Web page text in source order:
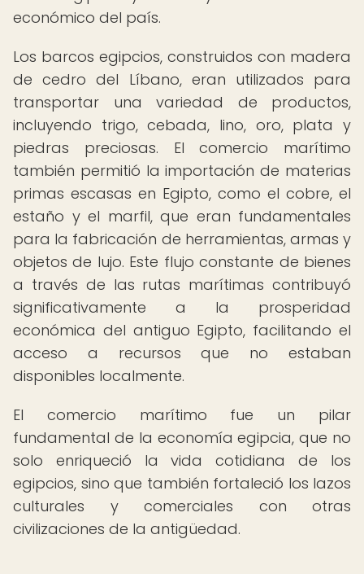
económico del país.
Los barcos egipcios, construidos con madera
de cedro del Líbano, eran utilizados para
transportar una variedad de productos,
incluyendo trigo, cebada, lino, oro, plata y
piedras preciosas. El comercio marítimo
también permitió la importación de materias
primas escasas en Egipto, como el cobre, el
estaño y el marfil, que eran fundamentales
para la fabricación de herramientas, armas y
objetos de lujo. Este flujo constante de bienes
a través de las rutas marítimas contribuyó
significativamente a la prosperidad
económica del antiguo Egipto, facilitando el
acceso a recursos que no estaban
disponibles localmente.
El comercio marítimo fue un pilar
fundamental de la economía egipcia, que no
solo enriqueció la vida cotidiana de los
egipcios, sino que también fortaleció los lazos
culturales y comerciales con otras
civilizaciones de la antigüedad.